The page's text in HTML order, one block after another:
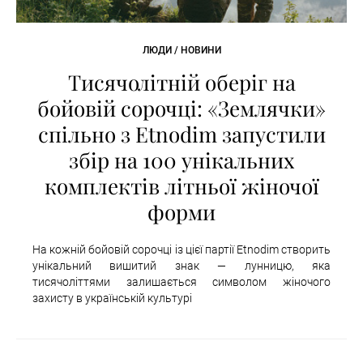
ЛЮДИ / НОВИНИ
Тисячолітній оберіг на
бойовій сорочці: «Землячки»
спільно з Etnodim запустили
збір на 100 унікальних
комплектів літньої жіночої
форми
На кожній бойовій сорочці із цієї партії Etnodim створить
унікальний вишитий знак — лунницю, яка
тисячоліттями залишається символом жіночого
захисту в українській культурі